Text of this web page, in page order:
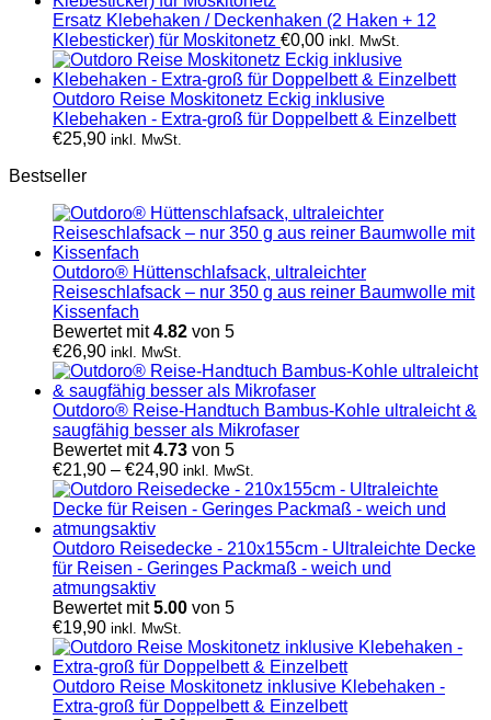
Ersatz Klebehaken / Deckenhaken (2 Haken + 12
Klebesticker) für Moskitonetz €0,00 inkl. MwSt.
Outdoro Reise Moskitonetz Eckig inklusive
Klebehaken - Extra-groß für Doppelbett & Einzelbett
€25,90 inkl. MwSt.
Bestseller
Outdoro® Hüttenschlafsack, ultraleichter
Reiseschlafsack – nur 350 g aus reiner Baumwolle mit
Kissenfach
Bewertet mit4.82 von 5
€26,90 inkl. MwSt.
Outdoro® Reise-Handtuch Bambus-Kohle ultraleicht &
saugfähig besser als Mikrofaser
Bewertet mit4.73 von 5
€21,90 – €24,90 inkl. MwSt.
Outdoro Reisedecke - 210x155cm - Ultraleichte Decke
für Reisen - Geringes Packmaß - weich und
atmungsaktiv
Bewertet mit5.00 von 5
€19,90 inkl. MwSt.
Outdoro Reise Moskitonetz inklusive Klebehaken -
Extra-groß für Doppelbett & Einzelbett